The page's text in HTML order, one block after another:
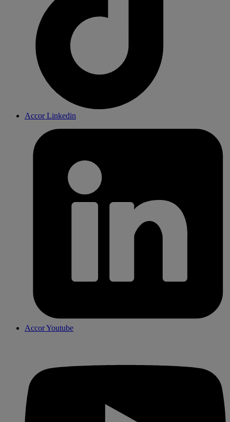
Accor Linkedin
Accor Youtube